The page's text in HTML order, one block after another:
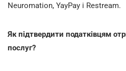
Neuromation, YayPay і Restream.
Як підтвердити податківцям
послуг?